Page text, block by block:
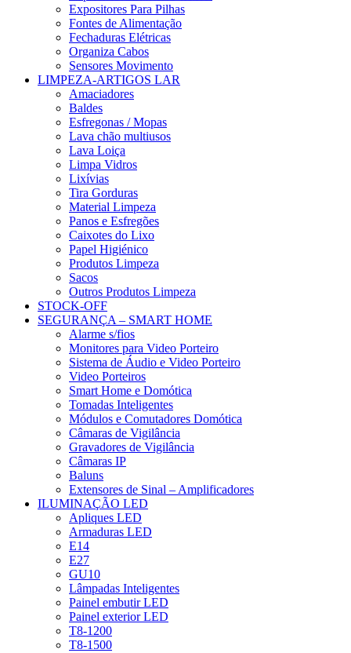
Expositores Para Pilhas
Fontes de Alimentação
Fechaduras Elétricas
Organiza Cabos
Sensores Movimento
LIMPEZA-ARTIGOS LAR
Amaciadores
Baldes
Esfregonas / Mopas
Lava chão multiusos
Lava Loiça
Limpa Vidros
Lixívias
Tira Gorduras
Material Limpeza
Panos e Esfregões
Caixotes do Lixo
Papel Higiénico
Produtos Limpeza
Sacos
Outros Produtos Limpeza
STOCK-OFF
SEGURANÇA – SMART HOME
Alarme s/fios
Monitores para Video Porteiro
Sistema de Áudio e Video Porteiro
Video Porteiros
Smart Home e Domótica
Tomadas Inteligentes
Módulos e Comutadores Domótica
Câmaras de Vigilância
Gravadores de Vigilância
Câmaras IP
Baluns
Extensores de Sinal – Amplificadores
ILUMINAÇÃO LED
Apliques LED
Armaduras LED
E14
E27
GU10
Lâmpadas Inteligentes
Painel embutir LED
Painel exterior LED
T8-1200
T8-1500